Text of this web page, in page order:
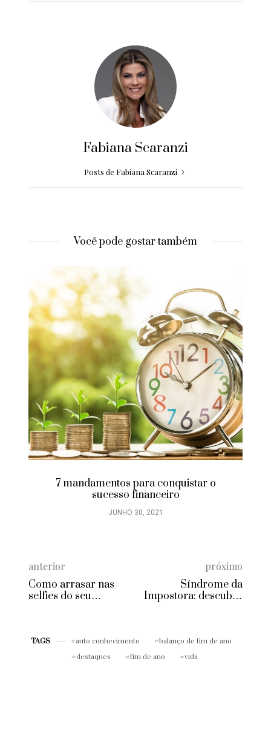
Fabiana Scaranzi
Posts de Fabiana Scaranzi
Você pode gostar também
7 mandamentos para conquistar o
sucesso financeiro
JUNHO 30, 2021
anterior
Como arrasar nas
selfies do seu
próximo
Síndrome da
Impostora: descubra
TAGS auto conhecimento
balanço de fim de ano
destaques
fim de ano vida